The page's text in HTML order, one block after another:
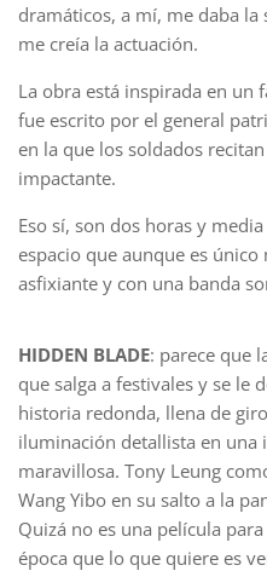
dramáticos, a mí, me daba
me creía la actuación.
La obra está inspirada en un
fue escrito por el general
en la que los soldados
impactante.
Eso sí, son dos horas y
espacio que aunque es
asfixiante y con una banda
HIDDEN BLADE: parece que
que salga a festivales y se le
historia redonda, llena de
iluminación detallista en una
maravillosa. Tony Leung
Wang Yibo en su salto a la
Quizá no es una película
época que lo que quiere es